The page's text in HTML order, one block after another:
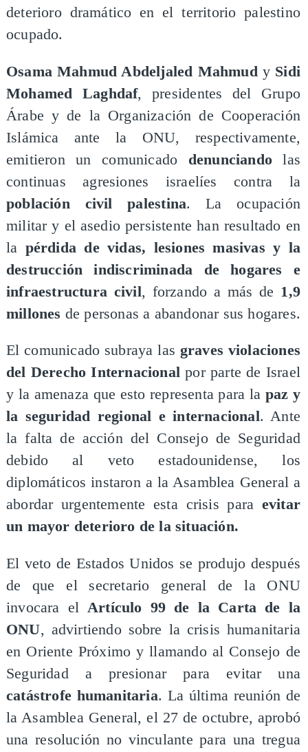
deterioro dramático en el territorio palestino
ocupado.
​Osama Mahmud Abdeljaled Mahmud y Sidi
Mohamed Laghdaf, presidentes del Grupo
Árabe y de la Organización de Cooperación
Islámica ante la ONU, respectivamente,
emitieron un comunicado denunciandolas
continuas agresiones israelíes contra la
población civil palestina. La ocupación
militar y el asedio persistente han resultado en
la pérdida de vidas, lesiones masivas y la
destrucción indiscriminada de hogares e
infraestructura civil, forzando a más de 1,9
millones de personas a abandonar sus hogares.
​El comunicado subraya las graves violaciones
del Derecho Internacionalpor parte de Israel
y la amenaza que esto representa para la paz y
la seguridad regional e internacional. Ante
la falta de acción del Consejo de Seguridad
debido al veto estadounidense, los
diplomáticos instaron a la Asamblea General a
abordar urgentemente esta crisis para evitar
un mayor deterioro de la situación.
​El veto de Estados Unidos se produjo después
de que el secretario general de la ONU
invocara el Artículo 99 de la Carta de la
ONU, advirtiendo sobre la crisis humanitaria
en Oriente Próximo y llamando al Consejo de
Seguridad a presionar para evitar una
catástrofe humanitaria. La última reunión de
la Asamblea General, el 27 de octubre, aprobó
una resolución no vinculante para una tregua